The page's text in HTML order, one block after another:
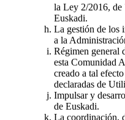
la Ley 2/2016, de
Euskadi.
La gestión de los
a la
Régimen general
esta Comunidad
creado a tal
declaradas de
Impulsar y
de Euskadi.
La coordinación,